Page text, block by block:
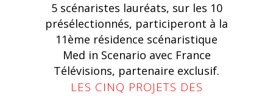
5 scénaristes lauréats, sur les 10
présélectionnés, participeront à la
11ème résidence scénaristique
Med in Scenario avec France
Télévisions, partenaire exclusif.
LES CINQ PROJETS DES